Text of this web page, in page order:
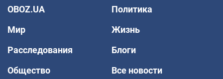
OBOZ.UA
Политика
Мир
Жизнь
Расследования
Блоги
Общество
Все новости